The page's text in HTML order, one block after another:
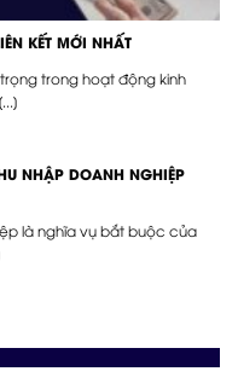
KẾT MỚI NHẤT
trong hoạt động kinh
NHẬP DOANH NGHIỆP
là nghĩa vụ bắt buộc của